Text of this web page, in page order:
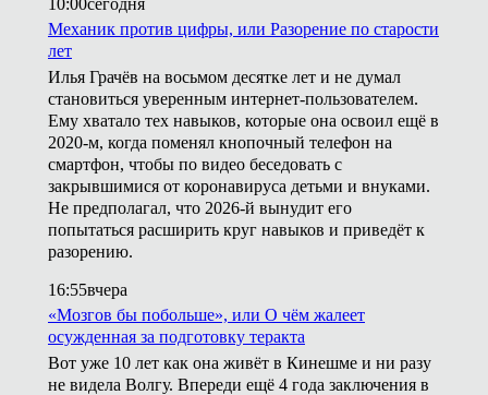
10:00сегодня
Механик против цифры, или Разорение по старости
лет
Илья Грачёв на восьмом десятке лет и не думал
становиться уверенным интернет-пользователем.
Ему хватало тех навыков, которые она освоил ещё в
2020-м, когда поменял кнопочный телефон на
смартфон, чтобы по видео беседовать с
закрывшимися от коронавируса детьми и внуками.
Не предполагал, что 2026-й вынудит его
попытаться расширить круг навыков и приведёт к
разорению.
16:55вчера
«Мозгов бы побольше», или О чём жалеет
осужденная за подготовку теракта
Вот уже 10 лет как она живёт в Кинешме и ни разу
не видела Волгу. Впереди ещё 4 года заключения в